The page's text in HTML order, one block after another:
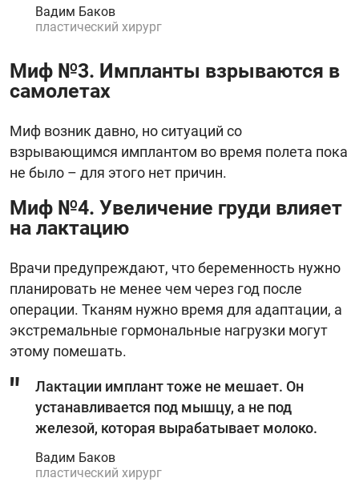
Вадим Баков
пластический хирург
Миф №3. Импланты взрываются в
самолетах
Миф возник давно, но ситуаций со
взрывающимся имплантом во время полета пока
не было – для этого нет причин.
Миф №4. Увеличение груди влияет
на лактацию
Врачи предупреждают, что беременность нужно
планировать не менее чем через год после
операции. Тканям нужно время для адаптации, а
экстремальные гормональные нагрузки могут
этому помешать.
Лактации имплант тоже не мешает. Он
устанавливается под мышцу, а не под
железой, которая вырабатывает молоко.
Вадим Баков
пластический хирург